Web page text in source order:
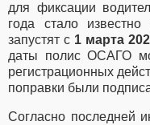
для фиксации
года стало
запустят с 1 марта
даты полис ОСАГО
регистрационных
поправки были
Согласно последней